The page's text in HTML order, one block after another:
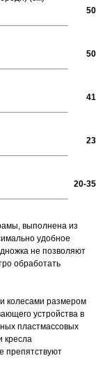
50
50
41
23
20-35
выполнена из
удобное
не позволяют
обработать
колесами размером
устройства в
пластмассовых
кресла
препятствуют